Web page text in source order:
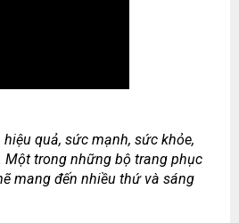
quả, sức mạnh, sức khỏe,
Một trong những bộ trang phục
mang đến nhiều thứ và sáng